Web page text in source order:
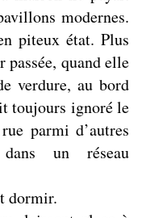
modernes.
piteux état. Plus
passée, quand elle
verdure, au bord
toujours ignoré le
parmi d’autres
un réseau
dormir.